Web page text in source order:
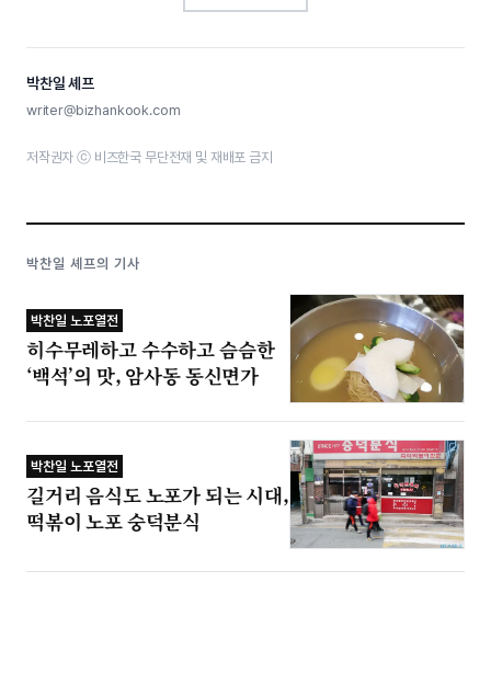
박찬일 셰프
writer@bizhankook.com
저작권자 ⓒ 비즈한국 무단전재 및 재배포 금지
박찬일 셰프의 기사
박찬일 노포열전
히수무레하고 수수하고 슴슴한
‘백석’의 맛, 암사동 동신면가
박찬일 노포열전
길거리 음식도 노포가 되는 시대,
떡볶이 노포 숭덕분식